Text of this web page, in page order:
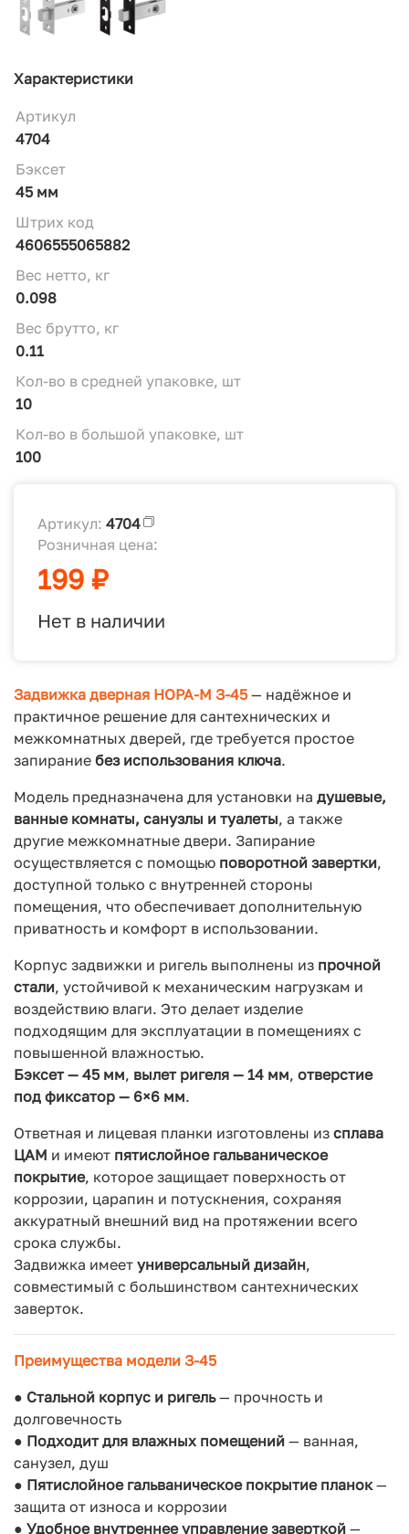
Характеристики
Артикул
4704
Бэксет
45 мм
Штрих код
4606555065882
Вес нетто, кг
0.098
Вес брутто, кг
0.11
Кол-во в средней упаковке, шт
10
Кол-во в большой упаковке, шт
100
Артикул: 4704
Розничная цена:
199 ₽
Нет в наличии
Задвижка дверная НОРА-М З-45 — надёжное и
практичное решение для сантехнических и
межкомнатных дверей, где требуется простое
запирание без использования ключа.
Модель предназначена для установки на душевые,
ванные комнаты, санузлы и туалеты, а также
другие межкомнатные двери. Запирание
осуществляется с помощью поворотной завертки,
доступной только с внутренней стороны
помещения, что обеспечивает дополнительную
приватность и комфорт в использовании.
Корпус задвижки и ригель выполнены из прочной
стали, устойчивой к механическим нагрузкам и
воздействию влаги. Это делает изделие
подходящим для эксплуатации в помещениях с
повышенной влажностью.
Бэксет — 45 мм, вылет ригеля — 14 мм, отверстие
под фиксатор — 6×6 мм.
Ответная и лицевая планки изготовлены из сплава
ЦАМ и имеют пятислойное гальваническое
покрытие, которое защищает поверхность от
коррозии, царапин и потускнения, сохраняя
аккуратный внешний вид на протяжении всего
срока службы.
Задвижка имеет универсальный дизайн,
совместимый с большинством сантехнических
заверток.
Преимущества модели З-45
● Стальной корпус и ригель— прочность и
долговечность
● Подходит для влажных помещений — ванная,
санузел, душ
● Пятислойное гальваническое покрытие планок—
защита от износа и коррозии
● Удобное внутреннее управление заверткой —